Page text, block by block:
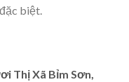
biệt.
Thị Xã Bỉm Sơn,